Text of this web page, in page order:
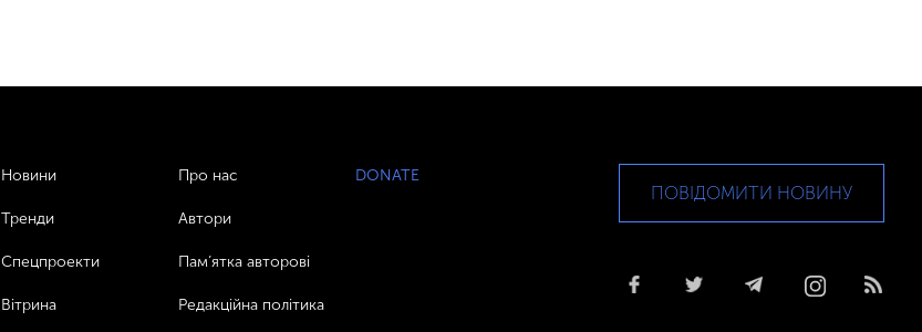
Новини
Тренди
Спецпроекти
Вітрина
Про нас
Автори
Пам’ятка авторові
Редакційна політика
DONATE
ПОВІДОМИТИ НОВИНУ